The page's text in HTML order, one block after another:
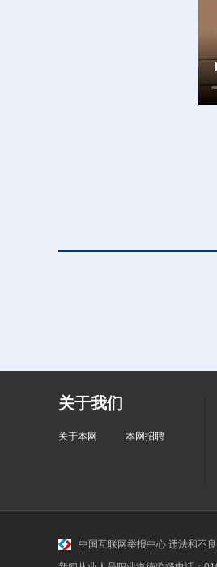
关于我们
关于本网 本网招聘
中国互联网举报中心 违法和不